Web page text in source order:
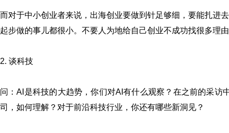
而对于中小创业者来说，出海创业要做到针足够细，要能扎进
起步做的事儿都很小。不要人为地给自己创业不成功找很多理
2. 谈科技
问：AI是科技的大趋势，你们对AI有什么观察？在之前的采
司，如何理解？对于前沿科技行业，你还有哪些新洞见？